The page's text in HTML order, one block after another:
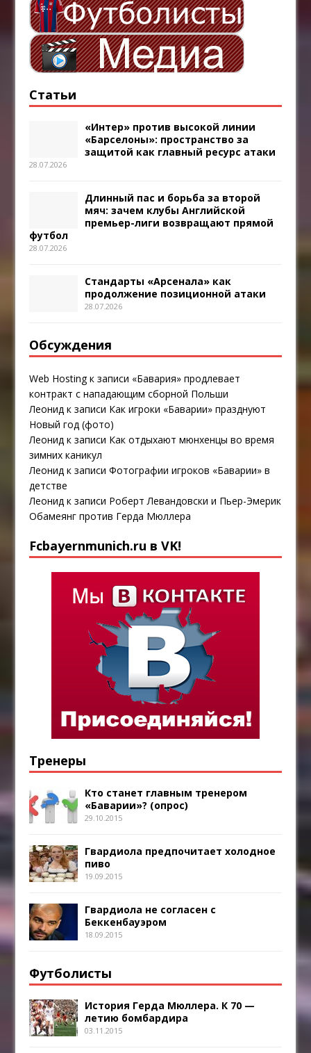
Статьи
«Интер» против высокой линии
«Барселоны»: пространство за
защитой как главный ресурс атаки
28.07.2026
Длинный пас и борьба за второй
мяч: зачем клубы Английской
премьер-лиги возвращают прямой
футбол
28.07.2026
Стандарты «Арсенала» как
продолжение позиционной атаки
28.07.2026
Обсуждения
Web Hostingк записи «Бавария» продлевает
контракт с нападающим сборной Польши
Леонид к записи Как игроки «Баварии» празднуют
Новый год (фото)
Леонид к записи Как отдыхают мюнхенцы во время
зимних каникул
Леонид к записиФотографии игроков «Баварии» в
детстве
Леонид к записи Роберт Левандовски и Пьер-Эмерик
Обамеянг против Герда Мюллера
Fcbayernmunich.ru в VK!
Тренеры
Кто станет главным тренером
«Баварии»? (опрос)
29.10.2015
Гвардиола предпочитает холодное
пиво
19.09.2015
Гвардиола не согласен с
Беккенбауэром
18.09.2015
Футболисты
История Герда Мюллера. К 70 —
летию бомбардира
03.11.2015